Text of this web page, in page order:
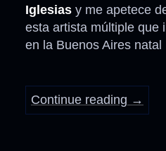
Iglesias y me apetece
esta artista múltiple que
en la Buenos Aires natal
Continue reading →